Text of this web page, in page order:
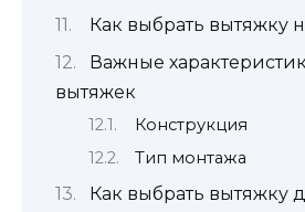
Как выбрать вытяжку
Важные
вытяжек
Конструкция
Тип монтажа
Как выбрать вытяжку